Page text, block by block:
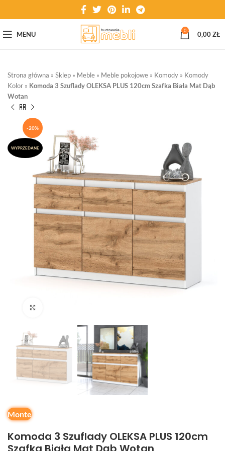
MENU 0 0,00ZŁ
Strona główna » Sklep » Meble » Meble pokojowe » Komody » Komody
Kolor » Komoda 3 Szuflady OLEKSA PLUS 120cm Szafka Biała Mat Dąb
Wotan
-20%
WYPRZEDANE
Monte
Komoda 3 Szuflady OLEKSA PLUS 120cm